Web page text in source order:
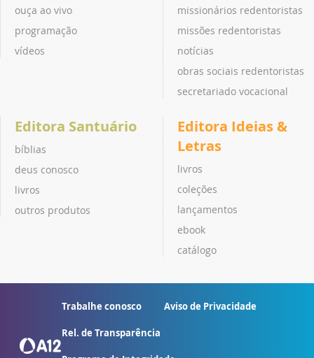
ouça ao vivo
programação
vídeos
missionários redentoristas
missões redentoristas
notícias
obras sociais redentoristas
secretariado vocacional
Editora Santuário
bíblias
deus conosco
livros
outros produtos
Editora Ideias &
Letras
livros
coleções
lançamentos
ebook
catálogo
Trabalhe conosco Aviso de Privacidade
Rel. de Transparência